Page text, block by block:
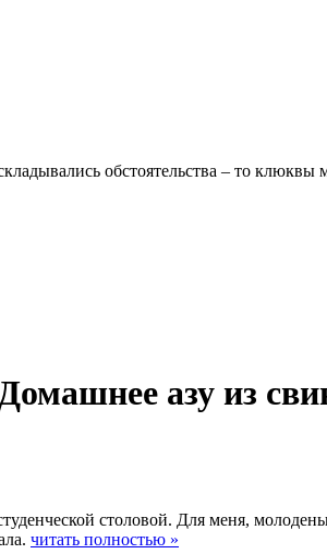
обстоятельства – то клюквы
азу из
столовой. Для меня,
читать полностью »